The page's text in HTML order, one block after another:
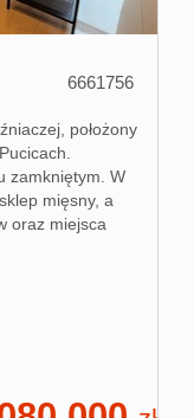
6661756
położony
zamkniętym. W
mięsny, a
oraz miejsca